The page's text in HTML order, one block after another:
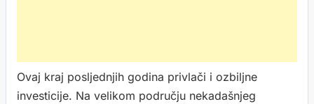
Ovaj kraj posljednjih godina privlači i ozbiljne
investicije. Na velikom području nekadašnjeg